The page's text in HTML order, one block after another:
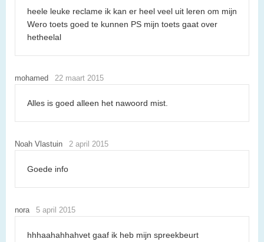
heele leuke reclame ik kan er heel veel uit leren om mijn
Wero toets goed te kunnen PS mijn toets gaat over
hetheelal
mohamed 22 maart 2015
Alles is goed alleen het nawoord mist.
Noah Vlastuin 2 april 2015
Goede info
nora 5 april 2015
hhhaahahhahvet gaaf ik heb mijn spreekbeurt